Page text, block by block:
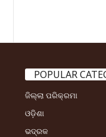
POPULAR
ଜିଲ୍ଲା ପରିକ୍ରମା
ଓଡ଼ିଶା
ଭଦ୍ରକ